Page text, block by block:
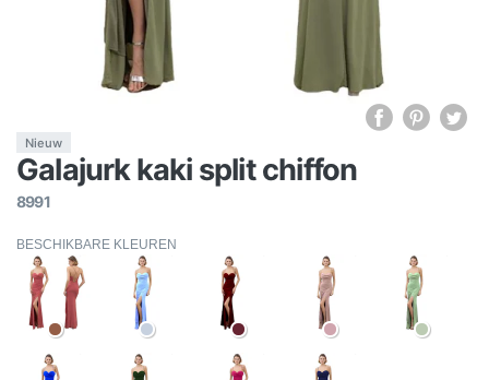
Nieuw
Galajurk kaki split chiffon
8991
BESCHIKBARE KLEUREN